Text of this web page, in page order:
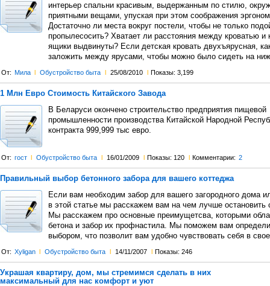
интерьер спальни красивым, выдержанным по стилю,
приятными вещами, упуская при этом соображения
Достаточно ли места вокруг постели, чтобы не только
пропылесосить? Хватает ли расстояния между кроватью
ящики выдвинуты? Если детская кровать двухъярусная,
заложить между ярусами, чтобы можно было сидеть на
От: Мила l Обустройство быта l 25/08/2010 l Показы: 3,199
1 Млн Евро Стоимость Китайского Завода
В Беларуси окончено строительство предприятия пищевой
промышленности производства Китайской Народной
контракта 999,999 тыс евро.
От: гост l Обустройство быта l 16/01/2009 l Показы: 120 l Комментарии: 2
Правильный выбор бетонного забора для вашего коттеджа
Если вам необходим забор для вашего загородного дома
в этой статье мы расскажем вам на чем лучше остановить
Мы расскажем про основные преимущетсва, которыми
бетона и забор их профнастила. Мы поможем вам
выбором, что позволит вам удобно чувствовать себя в
От: Xyligan l Обустройство быта l 14/11/2007 l Показы: 246
Украшая квартиру, дом, мы стремимся сделать в них
максимальный для нас комфорт и уют